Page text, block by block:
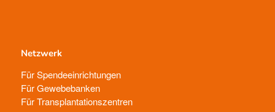
Netzwerk
Für Spendeeinrichtungen
Für Gewebebanken
Für Transplantationszentren